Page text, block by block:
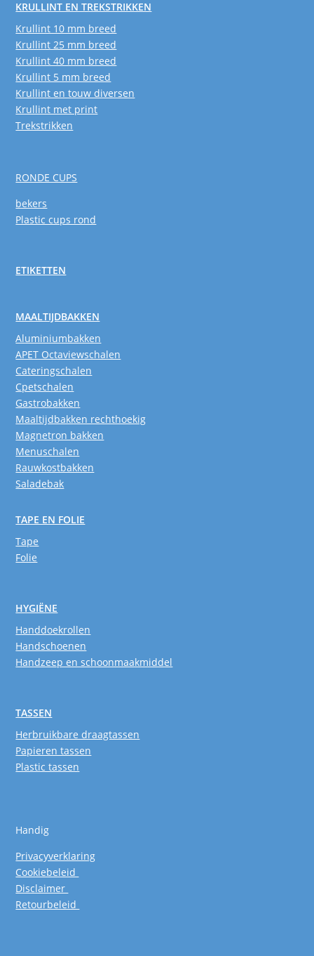
KRULLINT EN TREKSTRIKKEN
Krullint 10 mm breed
Krullint 25 mm breed
Krullint 40 mm breed
Krullint 5 mm breed
Krullint en touw diversen
Krullint met print
Trekstrikken
RONDE CUPS
bekers
Plastic cups rond
ETIKETTEN
MAALTIJDBAKKEN
Aluminiumbakken
APET Octaviewschalen
Cateringschalen
Cpetschalen
Gastrobakken
Maaltijdbakken rechthoekig
Magnetron bakken
Menuschalen
Rauwkostbakken
Saladebak
TAPE EN FOLIE
Tape
Folie
HYGIËNE
Handdoekrollen
Handschoenen
Handzeep en schoonmaakmiddel
TASSEN
Herbruikbare draagtassen
Papieren tassen
Plastic tassen
Handig
Privacyverklaring
Cookiebeleid
Disclaimer
Retourbeleid